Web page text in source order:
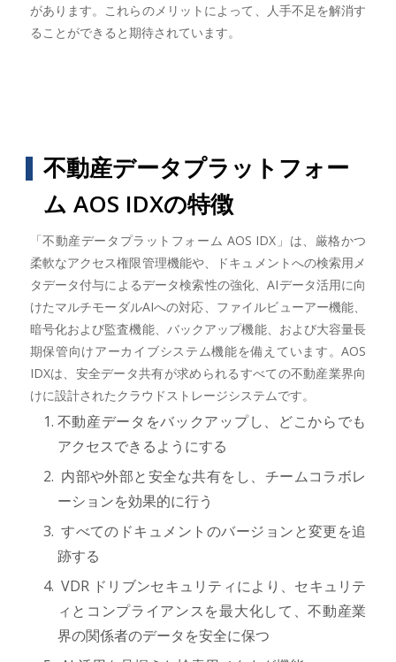
があります。これらのメリットによって、人手不足を解消す
ることができると期待されています。
不動産データプラットフォー
ム AOS IDXの特徴
「不動産データプラットフォーム AOS IDX」は、厳格かつ
柔軟なアクセス権限管理機能や、ドキュメントへの検索用メ
タデータ付与によるデータ検索性の強化、AIデータ活用に向
けたマルチモーダルAIへの対応、ファイルビューアー機能、
暗号化および監査機能、バックアップ機能、および大容量長
期保管向けアーカイブシステム機能を備えています。AOS
IDXは、安全データ共有が求められるすべての不動産業界向
けに設計されたクラウドストレージシステムです。
不動産データをバックアップし、どこからでも
アクセスできるようにする
内部や外部と安全な共有をし、チームコラボレ
ーションを効果的に行う
すべてのドキュメントのバージョンと変更を追
跡する
VDR ドリブンセキュリティにより、セキュリテ
ィとコンプライアンスを最大化して、不動産業
界の関係者のデータを安全に保つ